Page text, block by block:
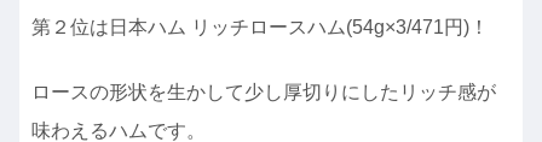
第２位は日本ハム リッチロースハム(54g×3/471円)！
ロースの形状を生かして少し厚切りにしたリッチ感が
味わえるハムです。